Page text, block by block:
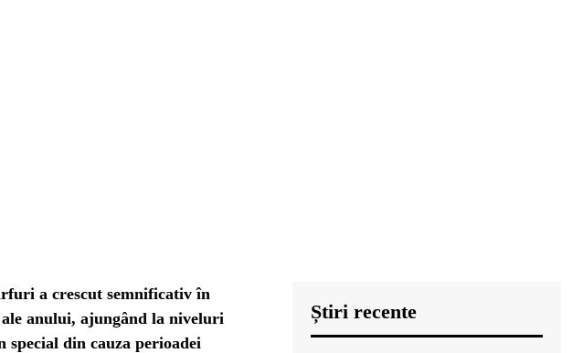
a crescut semnificativ în
anului, ajungând la niveluri
special din cauza perioadei
Știri recente